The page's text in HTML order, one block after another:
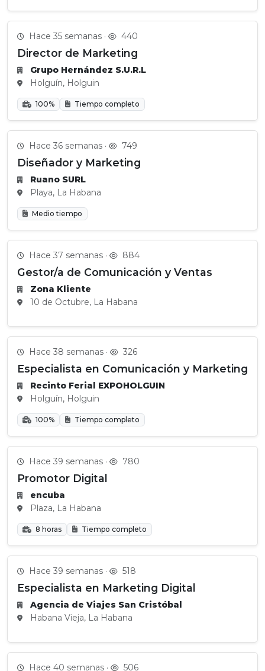
Hace 35 semanas · 440
Director de Marketing
Grupo Hernández S.U.R.L
Holguín, Holguin
100% Tiempo completo
Hace 36 semanas · 749
Diseñador y Marketing
Ruano SURL
Playa, La Habana
Medio tiempo
Hace 37 semanas · 884
Gestor/a de Comunicación y Ventas
Zona Kliente
10 de Octubre, La Habana
Hace 38 semanas · 326
Especialista en Comunicación y Marketing
Recinto Ferial EXPOHOLGUIN
Holguín, Holguin
100% Tiempo completo
Hace 39 semanas · 780
Promotor Digital
encuba
Plaza, La Habana
8 horas Tiempo completo
Hace 39 semanas · 518
Especialista en Marketing Digital
Agencia de Viajes San Cristóbal
Habana Vieja, La Habana
Hace 40 semanas · 506